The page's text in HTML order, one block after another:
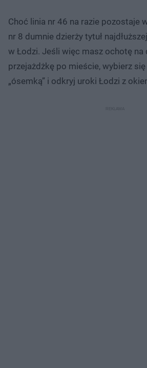
Choć linia nr 46 na razie pozostaje
nr 8 dumnie dzierży tytuł
w Łodzi. Jeśli więc masz ochotę na
przejażdżkę po mieście, wybierz
„ósemką” i odkryj uroki Łodzi z